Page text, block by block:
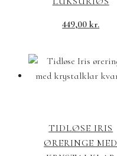
449,00kr.
TIDLØSE IRIS
ØRERINGE MED